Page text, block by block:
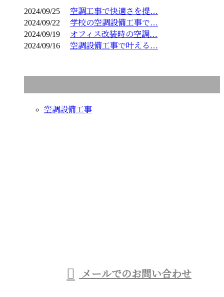
2024/09/25
空調工事で快適さを提…
2024/09/22
学校の空調設備工事で…
2024/09/19
オフィス改装時の空調…
2024/09/16
空調設備工事で叶える…
空調設備工事
メールでのお問い合わせ